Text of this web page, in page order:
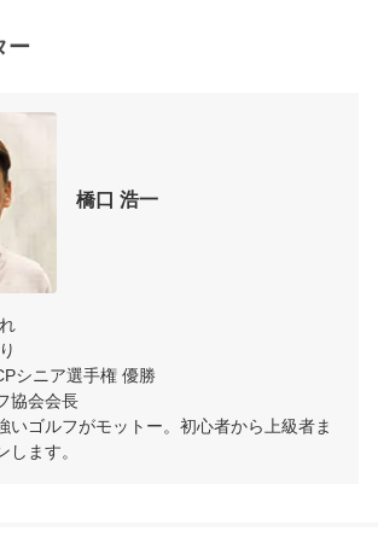
ー
橋口 浩一
シニア選手権 優勝
協会会長
いゴルフがモットー。初心者から上級者ま
します。